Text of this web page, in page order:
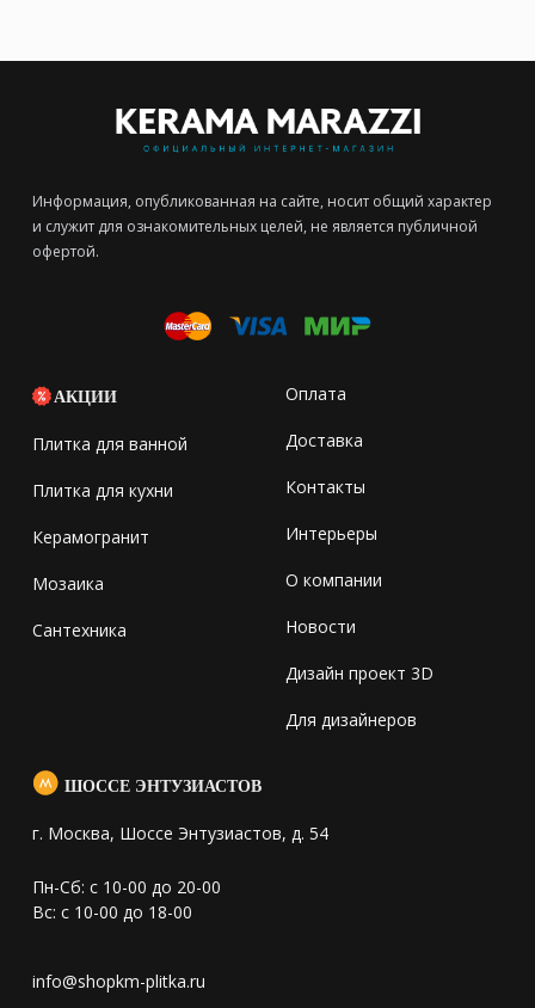
Информация, опубликованная на сайте, носит общий характер
и служит для ознакомительных целей, не является публичной
офертой.
АКЦИИ
Плитка для ванной
Плитка для кухни
Керамогранит
Мозаика
Сантехника
Оплата
Доставка
Контакты
Интерьеры
О компании
Новости
Дизайн проект 3D
Для дизайнеров
ШОССЕ ЭНТУЗИАСТОВ
г. Москва, Шоссе Энтузиастов, д. 54
Пн-Сб: с 10-00 до 20-00
Вс: с 10-00 до 18-00
info@shopkm-plitka.ru